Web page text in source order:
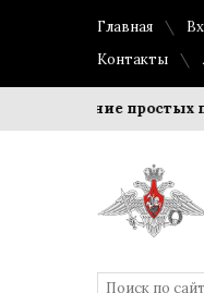
Главная
Контакты
Соблюдение простых